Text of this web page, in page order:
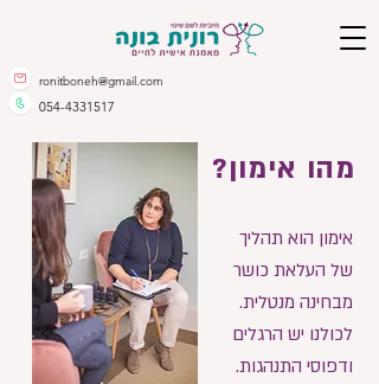
054-4331517
ronitboneh@gmail.com
מהו אימון?
אימון הוא תהליך
של העלאת כושר
מבחינה מנטלית.
לכולנו יש הרגלים
ודפוסי התנהגות.